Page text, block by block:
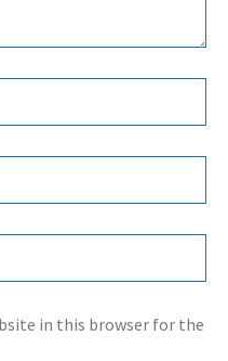
in this browser for the